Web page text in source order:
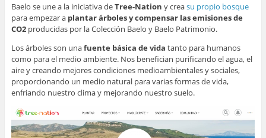
Baelo se une a la iniciativa deTree-Nation y creasu propio bosque
para empezar a plantar árboles y compensar las emisiones de
CO2producidas por la Colección Baelo y Baelo Patrimonio.
Los árboles son unafuente básica de vida tanto para humanos
como para el medio ambiente. Nos benefician purificando el agua, el
aire y creando mejores condiciones medioambientales y sociales,
proporcionando un medio natural para varias formas de vida,
enfriando nuestro clima y mejorando nuestro suelo.